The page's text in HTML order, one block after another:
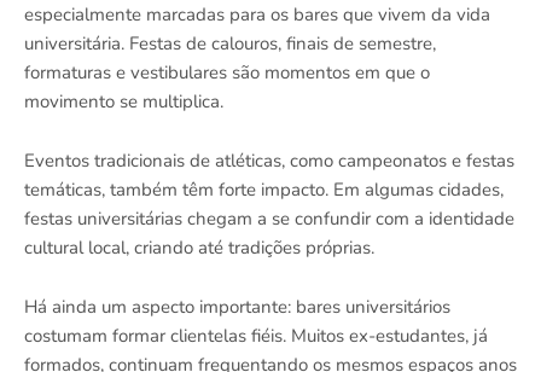
especialmente marcadas para os bares que vivem da vida
universitária. Festas de calouros, finais de semestre,
formaturas e vestibulares são momentos em que o
movimento se multiplica.
Eventos tradicionais de atléticas, como campeonatos e festas
temáticas, também têm forte impacto. Em algumas cidades,
festas universitárias chegam a se confundir com a identidade
cultural local, criando até tradições próprias.
Há ainda um aspecto importante: bares universitários
costumam formar clientelas fiéis. Muitos ex-estudantes, já
formados, continuam frequentando os mesmos espaços anos